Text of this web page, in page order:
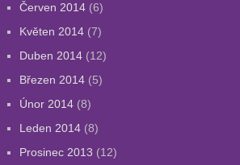
Červen 2014(6)
Květen 2014(7)
Duben 2014(12)
Březen 2014(5)
Únor 2014(8)
Leden 2014(8)
Prosinec 2013 (12)